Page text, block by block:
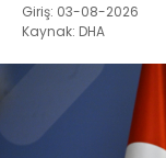
Giriş: 03-08-2026
Kaynak: DHA